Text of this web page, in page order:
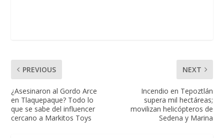
PREVIOUS
¿Asesinaron al Gordo Arce
en Tlaquepaque? Todo lo
que se sabe del influencer
cercano a Markitos Toys
NEXT
Incendio en Tepoztlán
supera mil hectáreas;
movilizan helicópteros de
Sedena y Marina